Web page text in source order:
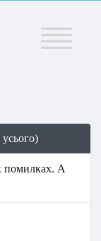
Меню
усього)
помилках. А